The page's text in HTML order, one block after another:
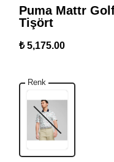
Puma Mattr
Tişört
₺ 5,175.00
Renk